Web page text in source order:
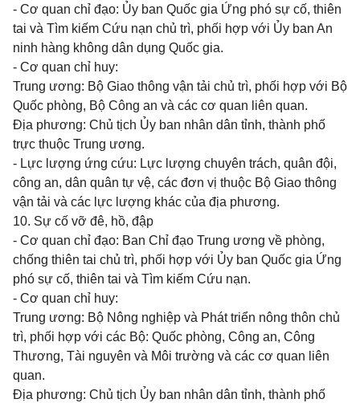
- Cơ quan chỉ đạo: Ủy ban Quốc gia Ứng phó sự cố, thiên
tai và Tìm kiếm Cứu nạn chủ trì, phối hợp với Ủy ban An
ninh hàng không dân dụng Quốc gia.
- Cơ quan chỉ huy:
Trung ương: Bộ Giao thông vận tải chủ trì, phối hợp với Bộ
Quốc phòng, Bộ Công an và các cơ quan liên quan.
Địa phương: Chủ tịch Ủy ban nhân dân tỉnh, thành phố
trực thuộc Trung ương.
- Lực lượng ứng cứu: Lực lượng chuyên trách, quân đội,
công an, dân quân tự vệ, các đơn vị thuộc Bộ Giao thông
vận tải và các lực lượng khác của địa phương.
10. Sự cố vỡ đê, hồ, đập
- Cơ quan chỉ đạo: Ban Chỉ đạo Trung ương về phòng,
chống thiên tai chủ trì, phối hợp với Ủy ban Quốc gia Ứng
phó sự cố, thiên tai và Tìm kiếm Cứu nạn.
- Cơ quan chỉ huy:
Trung ương: Bộ Nông nghiệp và Phát triển nông thôn chủ
trì, phối hợp với các Bộ: Quốc phòng, Công an, Công
Thương, Tài nguyên và Môi trường và các cơ quan liên
quan.
Địa phương: Chủ tịch Ủy ban nhân dân tỉnh, thành phố